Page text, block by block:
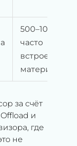
500–1000,
часто
встроена в
материнку
за счёт
и
где
не